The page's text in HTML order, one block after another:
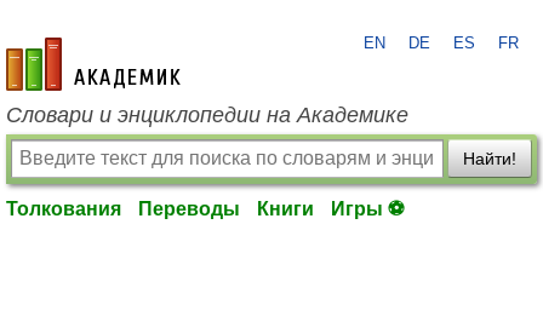
academic.ru
EN DE ES FR
Словари и энциклопедии на Академике
Найти!
Толкования Переводы Книги Игры ⚽